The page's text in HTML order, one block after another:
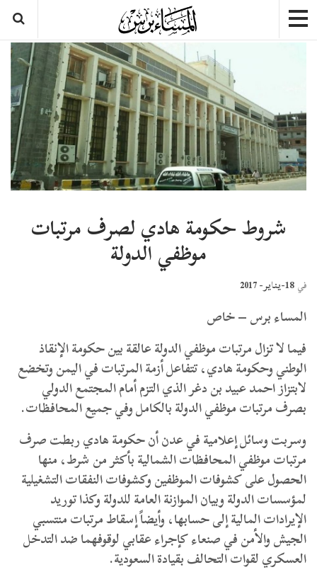
شروط حكومة هادي لصرف مرتبات
موظفي الدولة
في 18-يناير- 2017
المساء برس – خاص
فيما لا تزال مرتبات موظفي الدولة عالقة بين حكومة الإنقاذ
الوطني وحكومة هادي، تتفاعل أزمة المرتبات في اليمن وتخضع
لابتزاز احمد عبيد بن دغر الذي التزم أمام المجتمع الدولي
بصرف مرتبات موظفي الدولة بالكامل وفي جميع المحافظات.
وسربت وسائل إعلامية في عدن أن حكومة هادي ربطت صرف
مرتبات موظفي المحافظات الشمالية بأكثر من شرط، منها
الحصول على كشوفات الموظفين وكشوفات النفقات التشغيلية
لمؤسسات الدولة وبيان الموازنة العامة للدولة وكذا توريد
الإيرادات المالية إلى حسابها، وأيضاً إسقاط مرتبات منتسبي
الجيش والأمن في صنعاء كإجراء عقابي لوقوفهما ضد التدخل
العسكري لقوات التحالف بقيادة السعودية.